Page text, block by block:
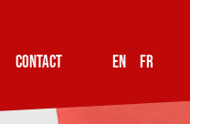
CONTACT EN FR